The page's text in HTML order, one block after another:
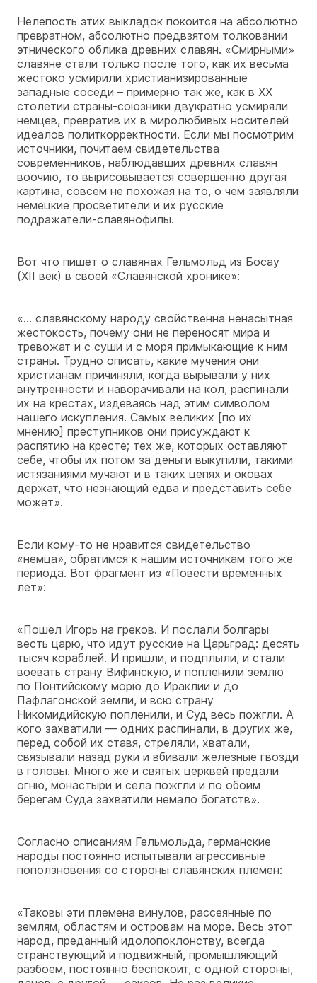
Нелепость этих выкладок покоится на абсолютно
превратном, абсолютно предвзятом толковании
этнического облика древних славян. «Смирными»
славяне стали только после того, как их весьма
жестоко усмирили христианизированные
западные соседи – примерно так же, как в XX
столетии страны-союзники двукратно усмиряли
немцев, превратив их в миролюбивых носителей
идеалов политкорректности. Если мы посмотрим
источники, почитаем свидетельства
современников, наблюдавших древних славян
воочию, то вырисовывается совершенно другая
картина, совсем не похожая на то, о чем заявляли
немецкие просветители и их русские
подражатели-славянофилы.
Вот что пишет о славянах Гельмольд из Босау
(XII век) в своей «Славянской хронике»:
«… славянскому народу свойственна ненасытная
жестокость, почему они не переносят мира и
тревожат и с суши и с моря примыкающие к ним
страны. Трудно описать, какие мучения они
христианам причиняли, когда вырывали у них
внутренности и наворачивали на кол, распинали
их на крестах, издеваясь над этим символом
нашего искупления. Самых великих [по их
мнению] преступников они присуждают к
распятию на кресте; тех же, которых оставляют
себе, чтобы их потом за деньги выкупили, такими
истязаниями мучают и в таких цепях и оковах
держат, что незнающий едва и представить себе
может».
Если кому-то не нравится свидетельство
«немца», обратимся к нашим источникам того же
периода. Вот фрагмент из «Повести временных
лет»:
«Пошел Игорь на греков. И послали болгары
весть царю, что идут русские на Царьград: десять
тысяч кораблей. И пришли, и подплыли, и стали
воевать страну Вифинскую, и попленили землю
по Понтийскому морю до Ираклии и до
Пафлагонской земли, и всю страну
Никомидийскую попленили, и Суд весь пожгли. А
кого захватили — одних распинали, в других же,
перед собой их ставя, стреляли, хватали,
связывали назад руки и вбивали железные гвозди
в головы. Много же и святых церквей предали
огню, монастыри и села пожгли и по обоим
берегам Суда захватили немало богатств».
Согласно описаниям Гельмольда, германские
народы постоянно испытывали агрессивные
поползновения со стороны славянских племен:
«Таковы эти племена винулов, рассеянные по
землям, областям и островам на море. Весь этот
народ, преданный идолопоклонству, всегда
странствующий и подвижный, промышляющий
разбоем, постоянно беспокоит, с одной стороны,